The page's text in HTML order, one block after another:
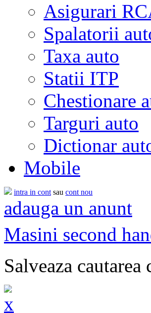
Asigurari
Spalatorii
Taxa auto
Statii ITP
Chestionare
Targuri auto
Dictionar
Mobile
intra in cont sau cont nou
adauga un anunt
Masini second
Salveaza cautarea